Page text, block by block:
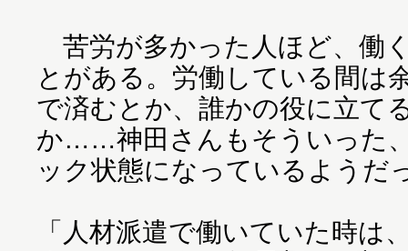
苦労が多かった人ほど、働
とがある。労働している間は
で済むとか、誰かの役に立て
か……神田さんもそういった
ック状態になっているようだ
「人材派遣で働いていた時は